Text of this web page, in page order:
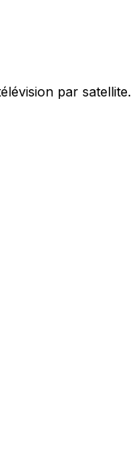
par satellite.